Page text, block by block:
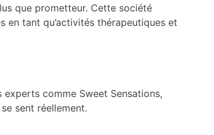
que prometteur. Cette société
tant qu’activités thérapeutiques et
comme Sweet Sensations,
sent réellement.